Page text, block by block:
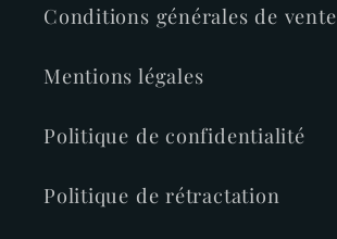
Conditions générales de vente
Mentions légales
Politique de confidentialité
Politique de rétractation